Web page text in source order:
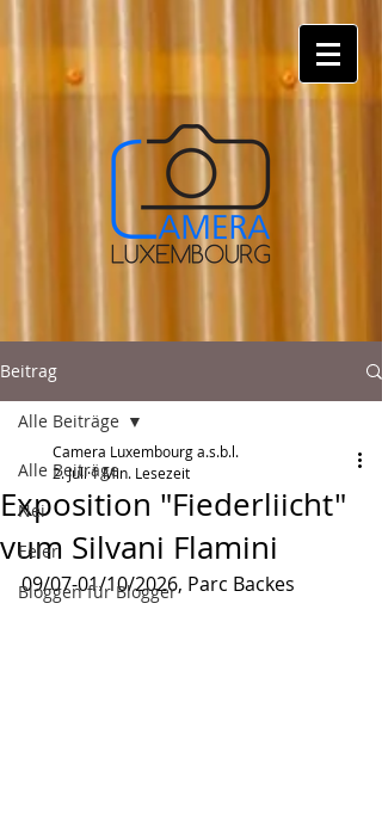
Beitrag
Alle Beiträge
Nei
Eeler
Bloggen für Blogger
Alle Beiträge
Exposition "Fiederliicht"
vum Silvani Flamini
Camera Luxembourg a.s.b.l.
2. Juli1 Min. Lesezeit
09/07-01/10/2026, Parc Backes